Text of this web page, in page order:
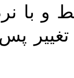
و با